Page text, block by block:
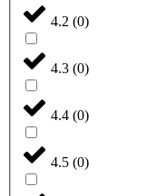
4.2 (0)
4.3 (0)
4.4 (0)
4.5 (0)